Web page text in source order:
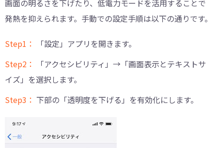
画面の明るさを下げたり、低電力モードを活用することで
発熱を抑えられます。手動での設定手順は以下の通りです。
Step1：
「設定」アプリを開きます。
Step2：
「アクセシビリティ」→「画面表示とテキストサ
イズ」を選択します。
Step3： 下部の「透明度を下げる」を有効化にします。